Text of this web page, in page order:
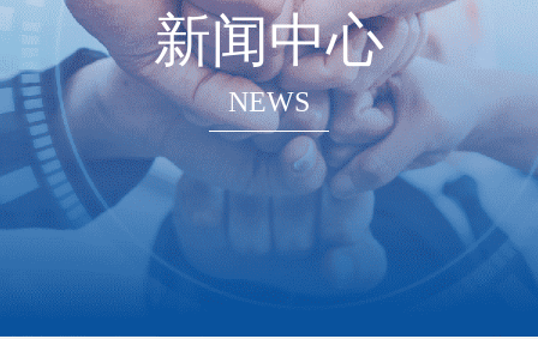
设
备
动态称重
设备
边缘计算
单元
车辆外廓
尺寸检测
设备
智
NEW
新闻中心
NEWS